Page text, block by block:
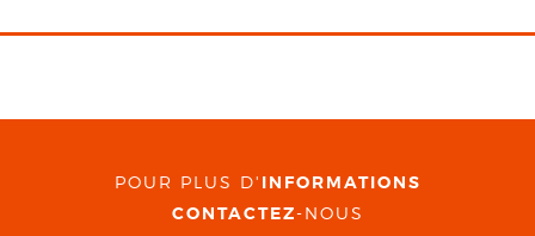
POUR PLUS D' INFORMATIONS
CONTACTEZ-NOUS